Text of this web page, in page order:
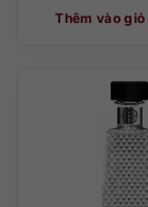
Thêm vào giỏ